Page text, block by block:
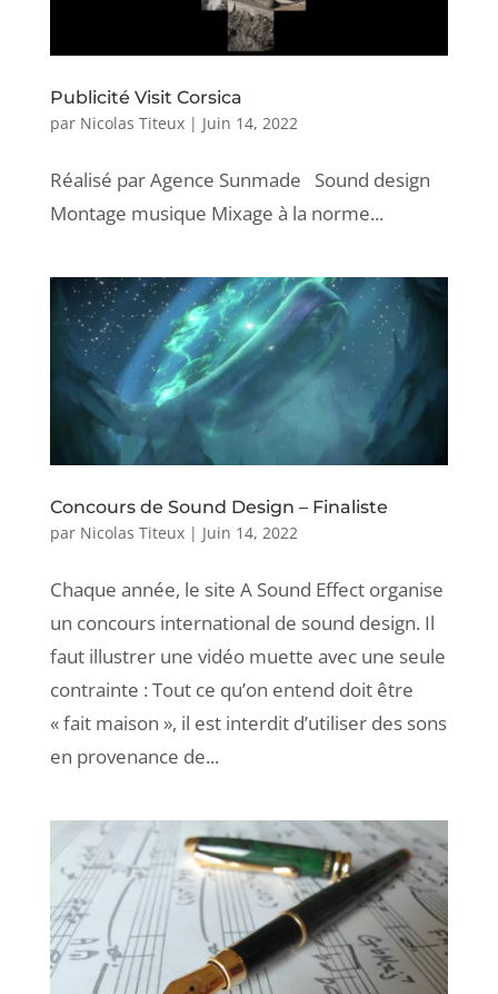
Publicité Visit Corsica
par Nicolas Titeux| Juin 14, 2022
Réalisé par Agence Sunmade Sound design
Montage musique Mixage à la norme...
Concours de Sound Design – Finaliste
par Nicolas Titeux| Juin 14, 2022
Chaque année, le site A Sound Effect organise
un concours international de sound design. Il
faut illustrer une vidéo muette avec une seule
contrainte : Tout ce qu’on entend doit être
« fait maison », il est interdit d’utiliser des sons
en provenance de...